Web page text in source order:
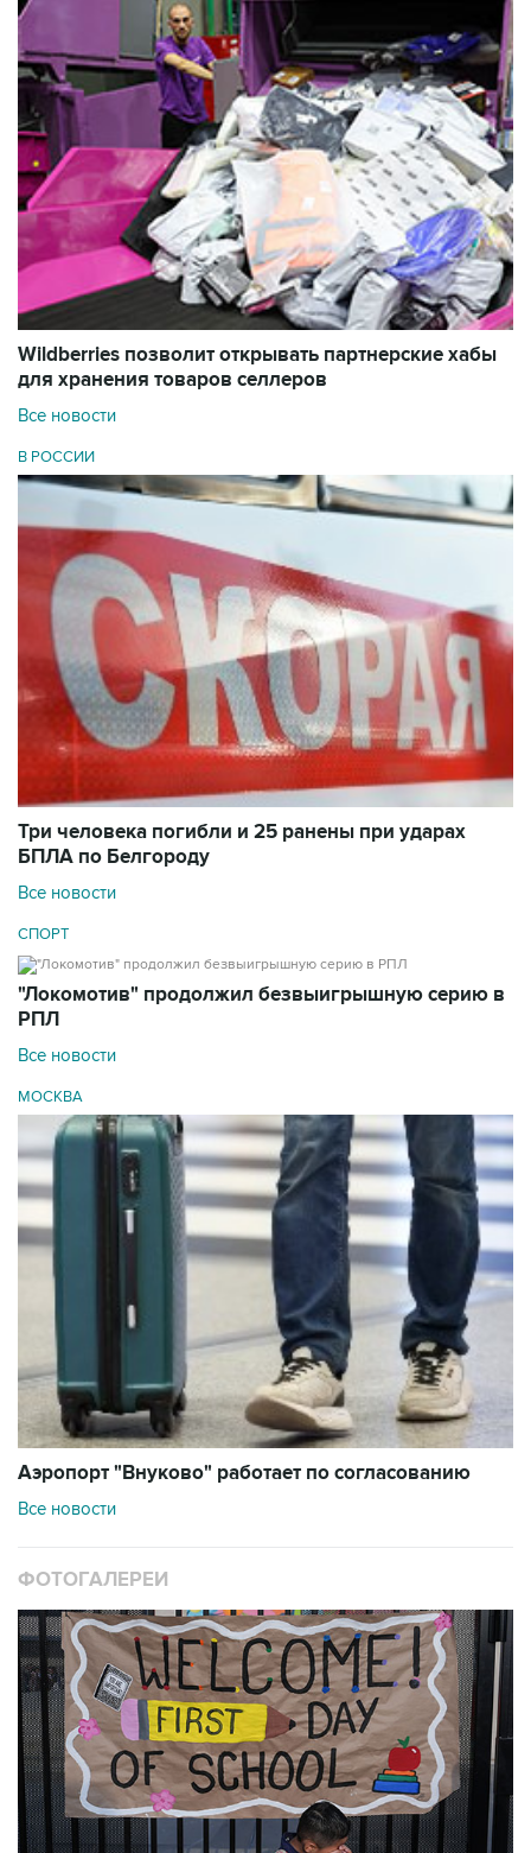
Wildberries позволит открывать партнерские хабы
для хранения товаров селлеров
Все новости
В РОССИИ
Три человека погибли и 25 ранены при ударах
БПЛА по Белгороду
Все новости
СПОРТ
"Локомотив" продолжил безвыигрышную серию в
РПЛ
Все новости
МОСКВА
Аэропорт "Внуково" работает по согласованию
Все новости
ФОТОГАЛЕРЕИ